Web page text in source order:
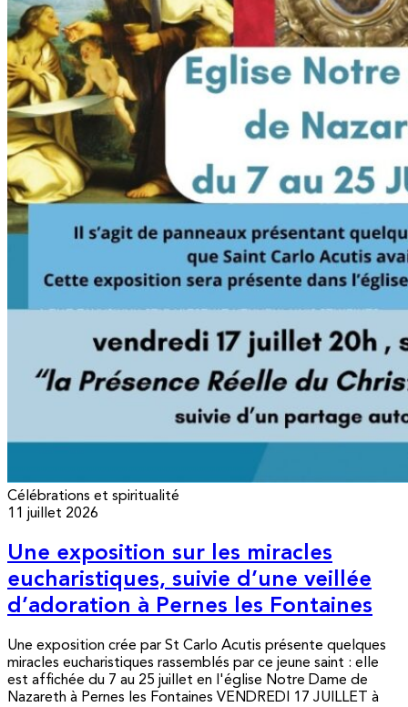
Célébrations et spiritualité
11 juillet 2026
Une exposition sur les miracles
eucharistiques, suivie d’une veillée
d’adoration à Pernes les Fontaines
Une exposition crée par St Carlo Acutis présente quelques
miracles eucharistiques rassemblés par ce jeune saint : elle
est affichée du 7 au 25 juillet en l'église Notre Dame de
Nazareth à Pernes les Fontaines VENDREDI 17 JUILLET à